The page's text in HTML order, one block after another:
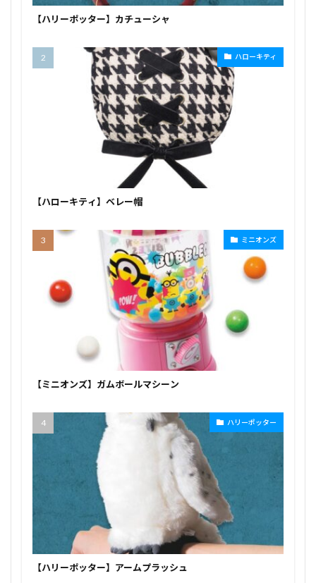
【ハリーポッター】カチューシャ
ハローキティ
【ハローキティ】ベレー帽
ミニオンズ
【ミニオンズ】ガムボールマシーン
ハリーポッター
【ハリーポッター】アームプラッシュ